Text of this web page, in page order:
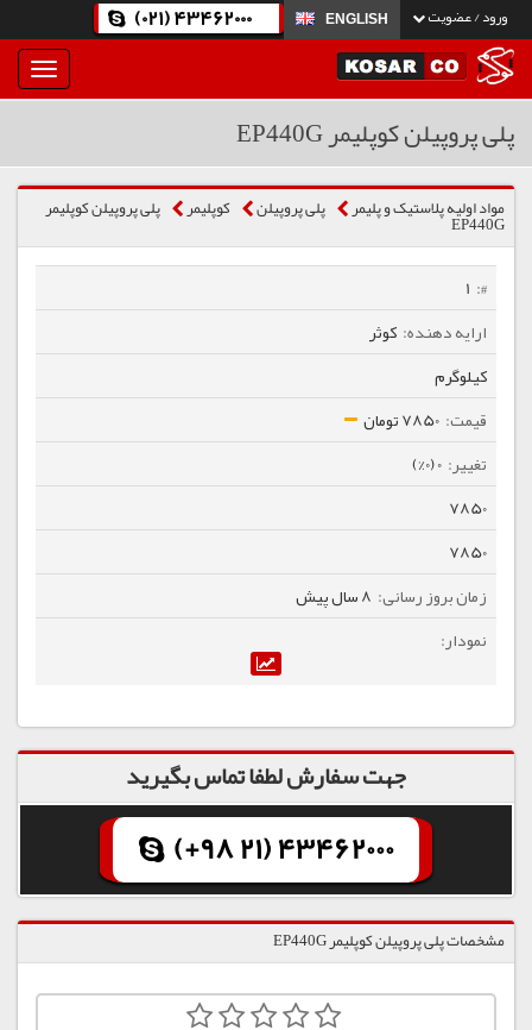
ورود / عضویت ENGLISH
(021) 43462000
بار
و
پلی پروپیلن کوپلیمر EP440G
مواد اولیه پلاستیک و پلیمر پلی پروپیلن كوپلیمر پلی پروپیلن کوپلیمر
EP440G
1
کوثر
کیلوگرم
7850 تومان
0 (0%)
7850
7850
8 سال پیش
جهت سفارش لطفا تماس بگیرید
(+98 21) 43462000
مشخصات پلی پروپیلن کوپلیمر EP440G